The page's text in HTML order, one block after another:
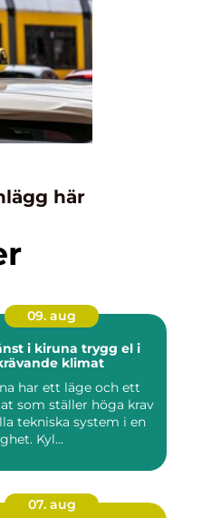
här
09. aug
i kiruna trygg el i
klimat
har ett läge och ett
som ställer höga krav
tekniska system i en
Kyl...
07. aug